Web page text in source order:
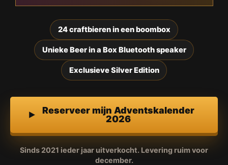
24 craftbieren in een boombox
Unieke Beer in a Box Bluetooth speaker
Exclusieve Silver Edition
Reserveer mijn Adventskalender
2026
Sinds 2021 ieder jaar uitverkocht. Levering ruim voor
december.